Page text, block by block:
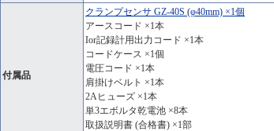
付属品
クランプセンサ GZ-40S (φ40mm) ×1個
アースコード ×1本
Ior記録計用出力コード ×1本
コードケース ×1個
電圧コード ×1本
肩掛けベルト ×1本
2Aヒューズ ×1本
単3エボルタ乾電池 ×8本
取扱説明書 (合格書) ×1部